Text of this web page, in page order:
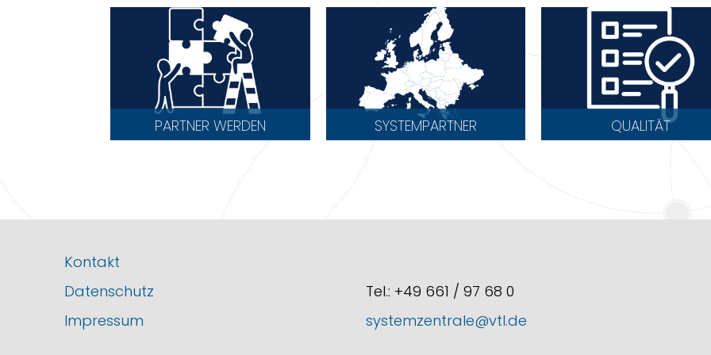
PARTNER WERDEN SYSTEMPARTNER QUALITÄT
Kontakt
Datenschutz
Impressum
Tel.: +49 661 / 97 68 0
systemzentrale@vtl.de